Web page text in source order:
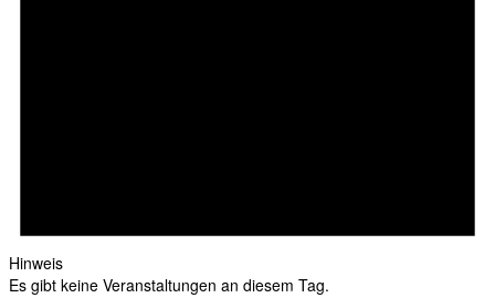
Hinweis
Es gibt keine Veranstaltungen an diesem Tag.